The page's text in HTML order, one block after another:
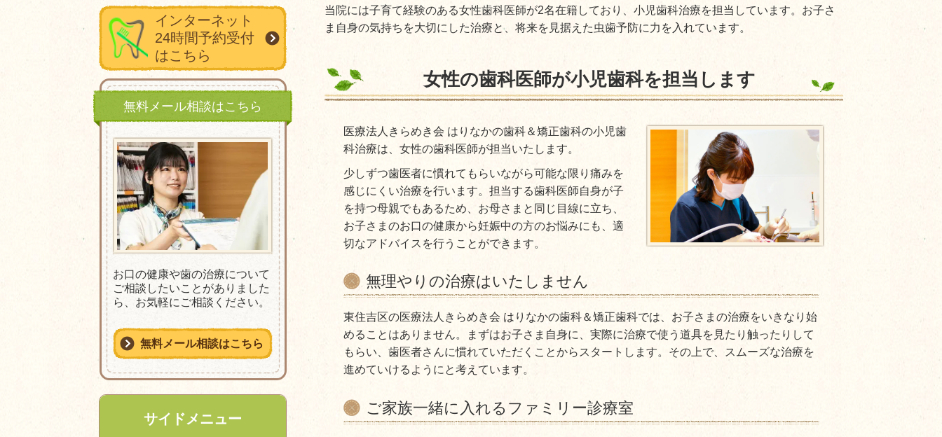
当院には子育て経験のある女性歯科医師が2名在籍しており、小児歯科治療を担当しています。お子さ
ま自身の気持ちを大切にした治療と、将来を見据えた虫歯予防に力を入れています。
女性の歯科医師が小児歯科を担当します
医療法人きらめき会 はりなかの歯科＆矯正歯科の小児歯
科治療は、女性の歯科医師が担当いたします。
少しずつ歯医者に慣れてもらいながら可能な限り痛みを
感じにくい治療を行います。担当する歯科医師自身が子
を持つ母親でもあるため、お母さまと同じ目線に立ち、
お子さまのお口の健康から妊娠中の方のお悩みにも、適
切なアドバイスを行うことができます。
無理やりの治療はいたしません
東住吉区の医療法人きらめき会 はりなかの歯科＆矯正歯科では、お子さまの治療をいきなり始
めることはありません。まずはお子さま自身に、実際に治療で使う道具を見たり触ったりして
もらい、歯医者さんに慣れていただくことからスタートします。その上で、スムーズな治療を
進めていけるようにと考えています。
ご家族一緒に入れるファミリー診療室
インターネット
24時間予約受付
はこちら
無料メール相談はこちら
お口の健康や歯の治療について
ご相談したいことがありました
ら、お気軽にご相談ください。
無料メール相談はこちら
サイドメニュー